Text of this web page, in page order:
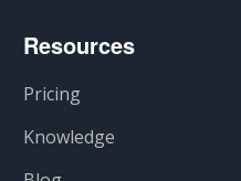
Resources
Pricing
Knowledge